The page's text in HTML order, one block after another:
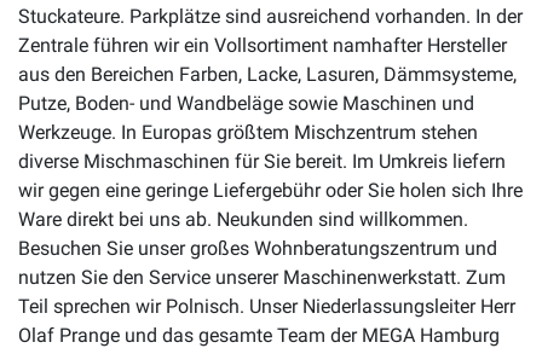
Stuckateure. Parkplätze sind ausreichend vorhanden. In der
Zentrale führen wir ein Vollsortiment namhafter Hersteller
aus den Bereichen Farben, Lacke, Lasuren, Dämmsysteme,
Putze, Boden- und Wandbeläge sowie Maschinen und
Werkzeuge. In Europas größtem Mischzentrum stehen
diverse Mischmaschinen für Sie bereit. Im Umkreis liefern
wir gegen eine geringe Liefergebühr oder Sie holen sich Ihre
Ware direkt bei uns ab. Neukunden sind willkommen.
Besuchen Sie unser großes Wohnberatungszentrum und
nutzen Sie den Service unserer Maschinenwerkstatt. Zum
Teil sprechen wir Polnisch. Unser Niederlassungsleiter Herr
Olaf Prange und das gesamte Team der MEGA Hamburg